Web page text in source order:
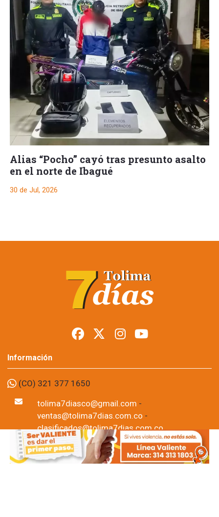
Alias “Pocho” cayó tras presunto asalto
en el norte de Ibagué
30 de Jul, 2026
Información
(CO) 321 377 1650
tolima7diasco@gmail.com -
ventas@tolima7dias.com.co -
clasificados@tolima7dias.com.co
CÓDIGO ISSN: 2011-6462 Tolima7dias.com.co